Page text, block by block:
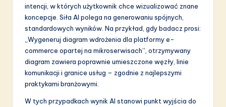
intencji, w których użytkownik chce wizualizować znane
koncepcje. Siła AI polega na generowaniu spójnych,
standardowych wyników. Na przykład, gdy badacz prosi:
„Wygeneruj diagram wdrożenia dla platformy e-
commerce opartej na mikroserwisach”, otrzymywany
diagram zawiera poprawnie umieszczone węzły, linie
komunikacji i granice usług – zgodnie z najlepszymi
praktykami branżowymi.
W tych przypadkach wynik AI stanowi punkt wyjścia do